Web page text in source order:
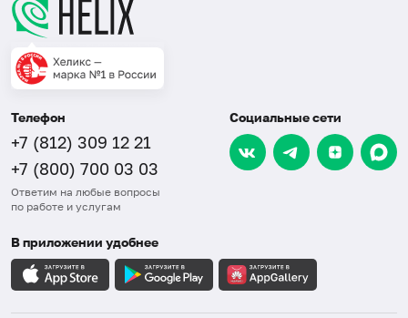
Телефон
+7 (812) 309 12 21
+7 (800) 700 03 03
Ответим на любые вопросы
по работе и услугам
Социальные сети
В приложении удобнее